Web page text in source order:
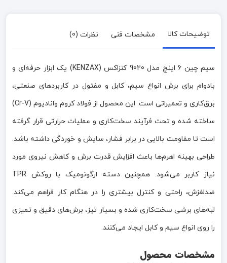
توضیحات کالا مشخصات فنی نظرات (0)
سیم چین 6 اینچ مدل 9020 کنزاکس (KENZAX) یک ابزار حرفه‌ای و
بادوام برای برش انواع سیم، کابل و مفتول در کاربردهای صنعتی،
برق‌کاری و تعمیراتی است. این محصول از فولاد کروم وانادیوم (Cr-V)
ساخته شده و تحت فرآیند سخت‌کاری و عملیات حرارتی قرار گرفته
است تا مقاومت بالایی در برابر فشار، سایش و خوردگی داشته باشد.
طراحی بهینه اهرم‌ها باعث افزایش قدرت برش و کاهش نیروی مورد
نیاز کاربر می‌شود. همچنین دسته ارگونومیک با روکش TPR
ضدلغزش، راحتی و کنترل بیشتری را در هنگام کار فراهم می‌کند.
لبه‌های برشی سخت‌کاری شده و بسیار تیز، برش‌های دقیق و تمیزی
را روی انواع سیم و کابل ایجاد می‌کنند.
مشخصات محصول